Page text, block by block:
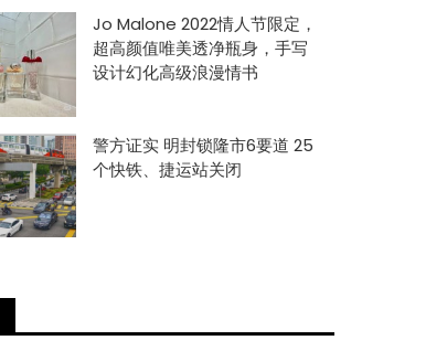
Jo Malone 2022情人节限定，
超高颜值唯美透净瓶身，手写
设计幻化高级浪漫情书
警方证实 明封锁隆市6要道 25
个快铁、捷运站关闭